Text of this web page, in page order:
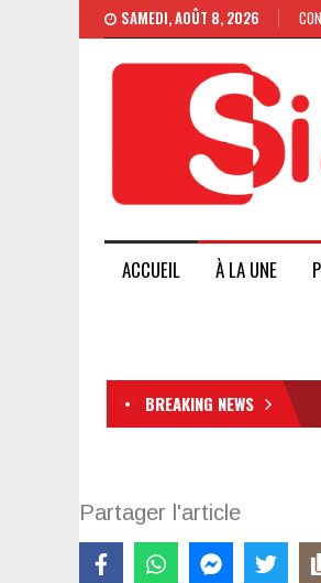
SAMEDI, AOÛT 8, 2026
ACCUEIL À LA UNE
BREAKING NEWS
Partager l'article